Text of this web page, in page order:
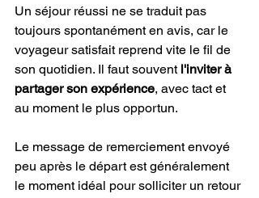
Un séjour réussi ne se traduit pas
toujours spontanément en avis, car le
voyageur satisfait reprend vite le fil de
son quotidien. Il faut souvent l'inviter à
partager son expérience, avec tact et
au moment le plus opportun.
Le message de remerciement envoyé
peu après le départ est généralement
le moment idéal pour solliciter un retour